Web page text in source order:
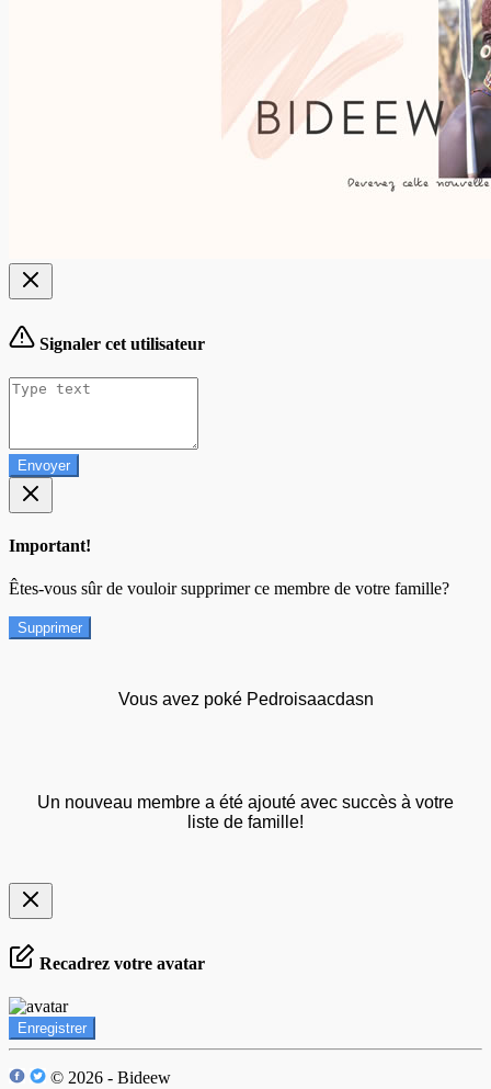
Signaler cet utilisateur
Envoyer
Important!
Êtes-vous sûr de vouloir supprimer ce membre de votre famille?
Supprimer
Vous avez poké Pedroisaacdasn
Un nouveau membre a été ajouté avec succès à votre
liste de famille!
Recadrez votre avatar
Enregistrer
© 2026 - Bideew